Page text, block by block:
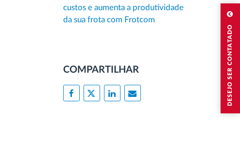
DESEJO SER CONTATADO
custos e aumenta a produtividade
da sua frota com Frotcom
COMPARTILHAR